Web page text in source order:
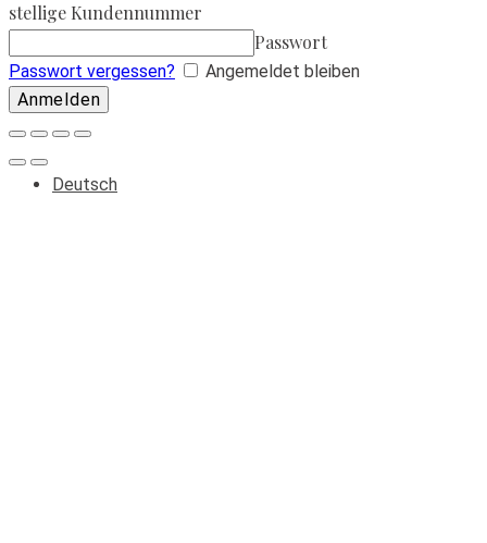
stellige Kundennummer
Passwort
Passwort vergessen? Angemeldet bleiben
Deutsch